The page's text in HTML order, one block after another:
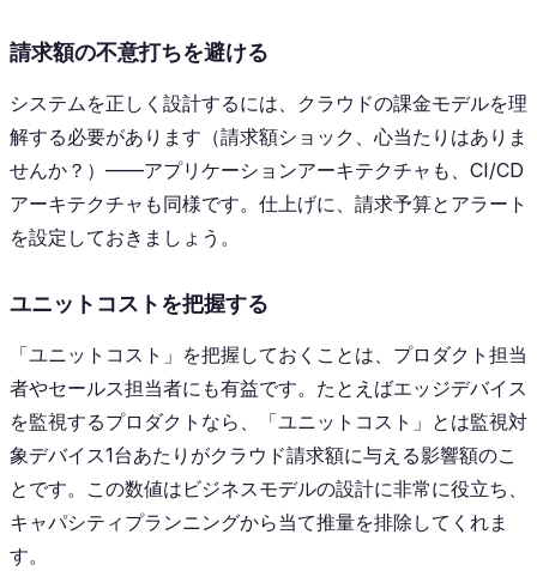
請求額の不意打ちを避ける
システムを正しく設計するには、クラウドの課金モデルを理
解する必要があります（請求額ショック、心当たりはありま
せんか？）——アプリケーションアーキテクチャも、CI/CD
アーキテクチャも同様です。仕上げに、請求予算とアラート
を設定しておきましょう。
ユニットコストを把握する
「ユニットコスト」を把握しておくことは、プロダクト担当
者やセールス担当者にも有益です。たとえばエッジデバイス
を監視するプロダクトなら、「ユニットコスト」とは監視対
象デバイス1台あたりがクラウド請求額に与える影響額のこ
とです。この数値はビジネスモデルの設計に非常に役立ち、
キャパシティプランニングから当て推量を排除してくれま
す。